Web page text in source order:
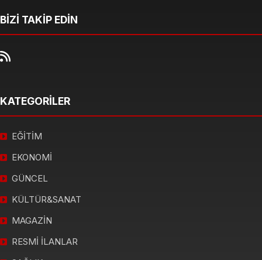
BİZİ TAKİP EDİN
KATEGORİLER
EĞİTİM
EKONOMİ
GÜNCEL
KÜLTÜR&SANAT
MAGAZİN
RESMİ İLANLAR